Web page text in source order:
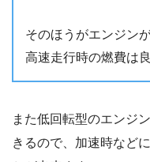
そのほうがエンジン
高速走行時の燃費は
また低回転型のエンジ
きるので、加速時など